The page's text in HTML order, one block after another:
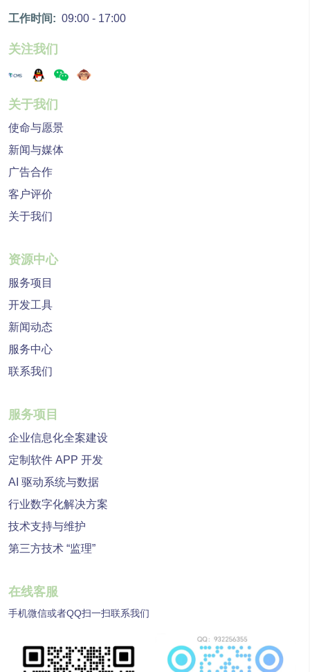
工作时间: 09:00 - 17:00
关注我们
关于我们
使命与愿景
新闻与媒体
广告合作
客户评价
关于我们
资源中心
服务项目
开发工具
新闻动态
服务中心
联系我们
服务项目
企业信息化全案建设
定制软件 APP 开发
AI 驱动系统与数据
行业数字化解决方案
技术支持与维护
第三方技术 “监理”
在线客服
手机微信或者QQ扫一扫联系我们